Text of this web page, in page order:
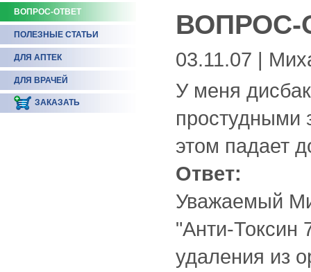
ВОПРОС-ОТВЕТ
ПОЛЕЗНЫЕ СТАТЬИ
ДЛЯ АПТЕК
ДЛЯ ВРАЧЕЙ
ЗАКАЗАТЬ
ВОПРОС-
03.11.07 |
У меня
простудными
этом падает
Ответ:
Уважаемый
"Анти-Токсин
удаления из